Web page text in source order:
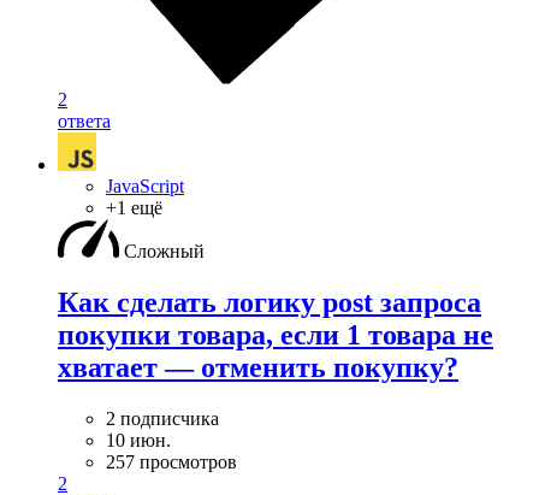
2
ответа
JavaScript
+1 ещё
Сложный
Как сделать логику post запроса
покупки товара, если 1 товара не
хватает — отменить покупку?
2 подписчика
10 июн.
257 просмотров
2